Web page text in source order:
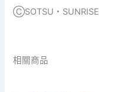
ⒸSOTSU・SUNRISE
相關商品